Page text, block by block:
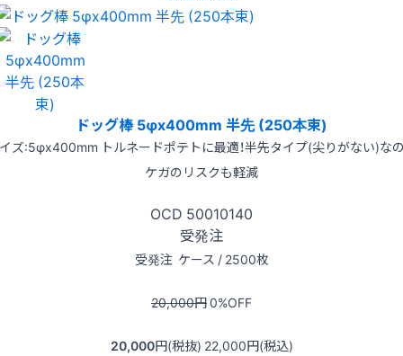
ドッグ棒 5φx400mm 半先 (250本束)
ズ:5φx400mm トルネードポテトに最適！半先タイプ(尖りがない)な
ケガのリスクも軽減
OCD 50010140
受発注
受発注 ケース / 2500枚
20,000円0%OFF
20,000円(税抜) 22,000円(税込)